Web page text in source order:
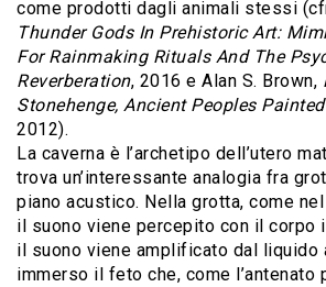
come prodotti dagli animali stessi
Thunder Gods In Prehistoric Art:
For Rainmaking Rituals And The
Reverberation, 2016 e Alan S. Brown,
Stonehenge, Ancient Peoples
2012).
La caverna è l’archetipo dell’utero
trova un’interessante analogia fra
piano acustico. Nella grotta, come
il suono viene percepito con il corpo
il suono viene amplificato dal liquido
immerso il feto che, come l’antenato